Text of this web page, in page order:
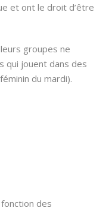
et ont le droit d’être
groupes ne
qui jouent dans des
du mardi).
des